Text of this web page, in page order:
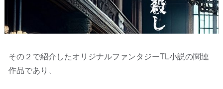
その２で紹介したオリジナルファンタジーTL小説の関連
作品であり、